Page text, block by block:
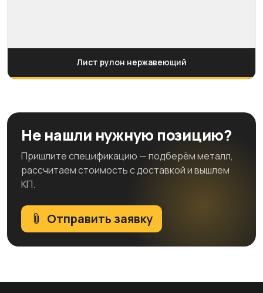
Лист рулон нержавеющий
Не нашли нужную позицию?
Пришлите спецификацию — подберём металл,
рассчитаем стоимость с доставкой и вышлем
КП.
Отправить заявку